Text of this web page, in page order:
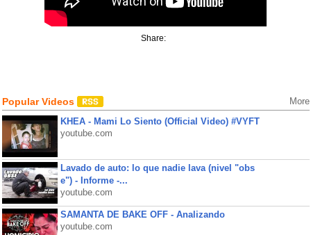
Share:
Popular Videos More
KHEA - Mami Lo Siento (Official Video) #VYFT
youtube.com
Lavado de auto: lo que nadie lava (nivel "obs
e") - Informe -...
youtube.com
SAMANTA DE BAKE OFF - Analizando
youtube.com